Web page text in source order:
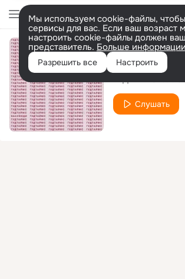
Мы используем cookie-файлы,
сервисы для вас. Если ваш возраст
настроить cookie-файлы должен
представитель. Больше информации
Разрешить все Настроить
Буду
Слушать